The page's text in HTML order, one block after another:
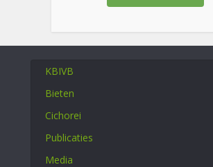
KBIVB
Bieten
Cichorei
Publicaties
Media